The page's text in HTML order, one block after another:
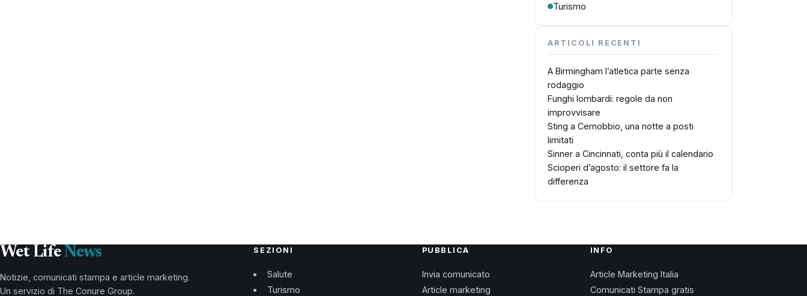
Turismo
ARTICOLI RECENTI
A Birmingham l’atletica parte senza
rodaggio
Funghi lombardi: regole da non
improvvisare
Sting a Cernobbio, una notte a posti
limitati
Sinner a Cincinnati, conta più il calendario
Scioperi d’agosto: il settore fa la
differenza
Wet Life News
Notizie, comunicati stampa e article marketing.
Un servizio di The Conure Group.
SEZIONI
Salute
Turismo
PUBBLICA
Invia comunicato
Article marketing
INFO
Article Marketing Italia
Comunicati Stampa gratis